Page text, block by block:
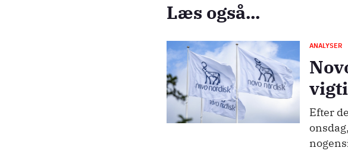
Læs også...
Billede ANALYSER
Efter